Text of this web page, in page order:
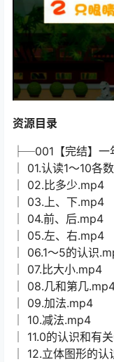
资源目录
├─001【完结】一
│ 01.认读1～10各
│ 02.比多少.mp4
│ 03.上、下.mp4
│ 04.前、后.mp4
│ 05.左、右.mp4
│ 06.1～5的认识
│ 07.比大小.mp4
│ 08.几和第几
│ 09.加法.mp4
│ 10.减法.mp4
│ 11.0的认识和有
│ 12.立体图形的